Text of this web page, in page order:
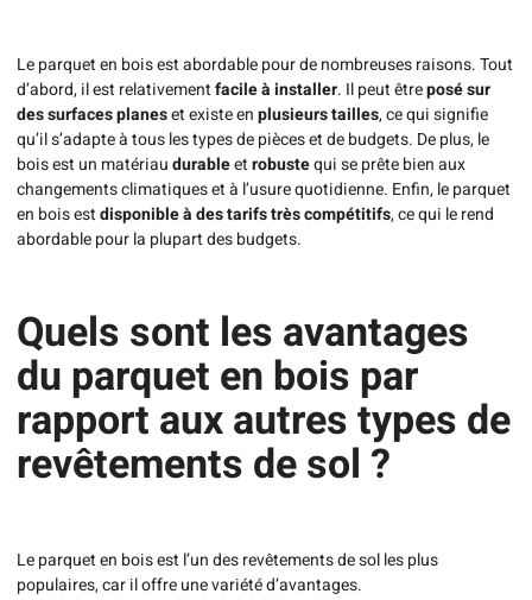
Le parquet en bois est abordable pour de nombreuses raisons. Tout
d’abord, il est relativementfacile à installer. Il peut êtreposé sur
des surfaces planeset existe enplusieurs tailles, ce qui signifie
qu’il s’adapte à tous les types de pièces et de budgets. De plus, le
bois est un matériaudurableetrobustequi se prête bien aux
changements climatiques et à l’usure quotidienne. Enfin, le parquet
en bois estdisponible à des tarifs très compétitifs, ce qui le rend
abordable pour la plupart des budgets.
Quels sont les avantages
du parquet en bois par
rapport aux autres types de
revêtements de sol ?
Le parquet en bois est l’un des revêtements de sol les plus
populaires, car il offre une variété d’avantages.